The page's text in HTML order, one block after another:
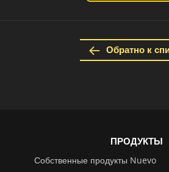
Обратно к
ПРОДУКТЫ
Собственные продукты Nuevo